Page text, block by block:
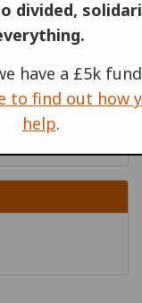
divided,
have a £5k
to find out how
help.
antimilitariste